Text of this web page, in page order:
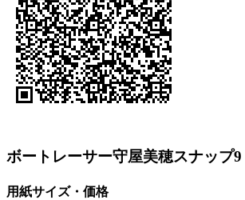
ボートレーサー守屋美穂スナップ9
用紙サイズ・価格